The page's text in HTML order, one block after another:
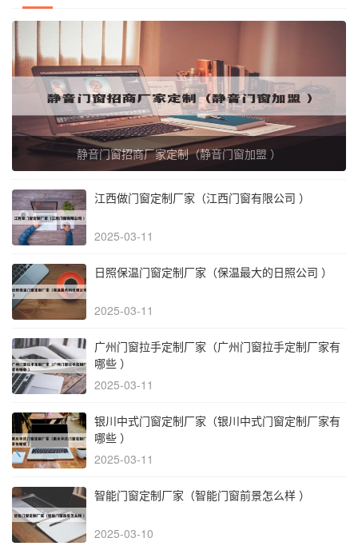
静音门窗招商厂家定制（静音门窗加盟 ）
江西做门窗定制厂家（江西门窗有限公司 ）
2025-03-11
日照保温门窗定制厂家（保温最大的日照公司 ）
2025-03-11
广州门窗拉手定制厂家（广州门窗拉手定制厂家有
哪些 ）
2025-03-11
银川中式门窗定制厂家（银川中式门窗定制厂家有
哪些 ）
2025-03-11
智能门窗定制厂家（智能门窗前景怎么样 ）
2025-03-10